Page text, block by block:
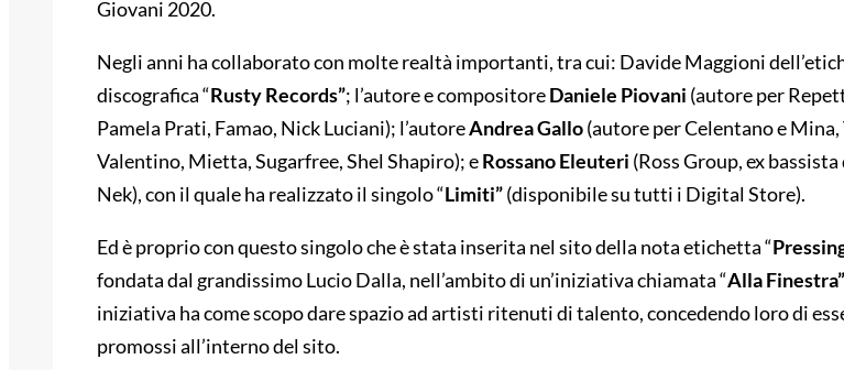
Giovani 2020.
Negli anni ha collaborato con molte realtà importanti, tra cui: Davide Maggioni
discografica “Rusty Records”; l’autore e compositoreDaniele Piovani (autore per
Pamela Prati, Famao, Nick Luciani); l’autoreAndrea Gallo(autore per Celentano e
Valentino, Mietta, Sugarfree, Shel Shapiro); eRossano Eleuteri (Ross Group, ex bassista
Nek), con il quale ha realizzato il singolo “Limiti”(disponibile su tutti i Digital Store).
Ed è proprio con questo singolo che è stata inserita nel sito della nota etichetta “
fondata dal grandissimo Lucio Dalla, nell’ambito di un’iniziativa chiamata “Alla Finestra”
iniziativa ha come scopo dare spazio ad artisti ritenuti di talento, concedendo loro di
promossi all’interno del sito.